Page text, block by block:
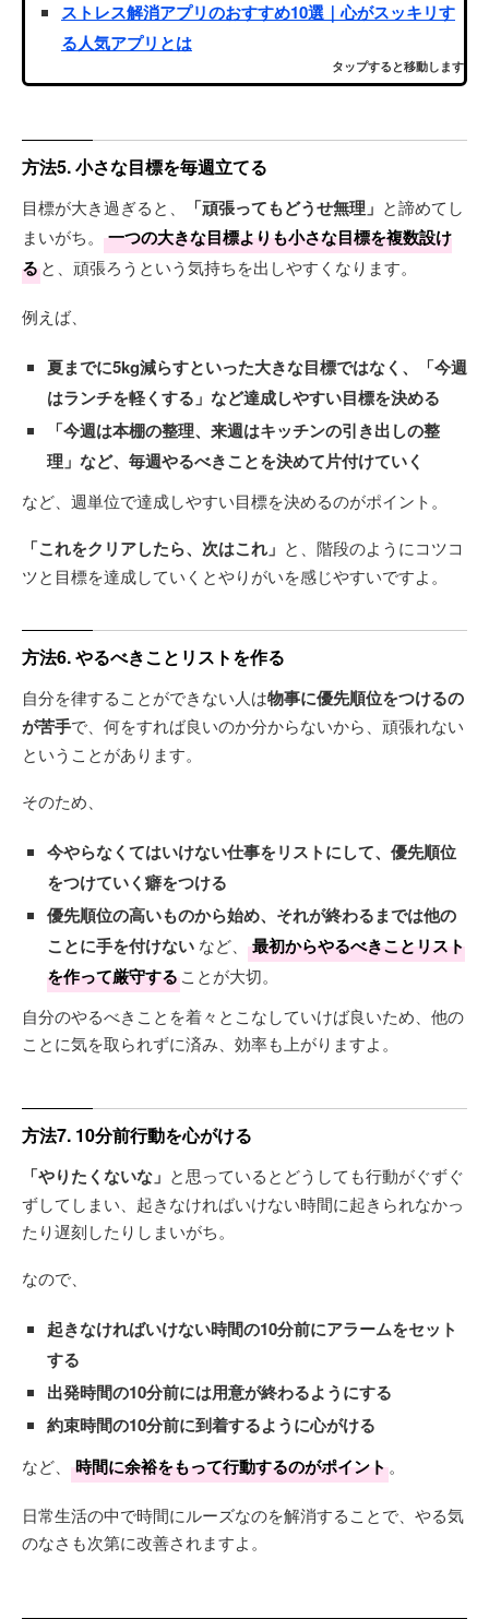
ストレス解消アプリのおすすめ10選｜心がスッキリす
る人気アプリとは
タップすると移動します
方法5. 小さな目標を毎週立てる
目標が大き過ぎると、 「頑張ってもどうせ無理」 と諦めてし
まいがち。
一つの大きな目標よりも小さな目標を複数設け
ると、頑張ろうという気持ちを出しやすくなります。
例えば、
夏までに5kg減らすといった大きな目標ではなく、
「今週
はランチを軽くする」 など達成しやすい目標を決める
「今週は本棚の整理、来週はキッチンの引き出しの整
理」 など、毎週やるべきことを決めて片付けていく
など、週単位で達成しやすい目標を決めるのがポイント。
「これをクリアしたら、次はこれ」 と、階段のようにコツコ
ツと目標を達成していくとやりがいを感じやすいですよ。
方法6. やるべきことリストを作る
自分を律することができない人は物事に優先順位をつけるの
が苦手で、何をすれば良いのか分からないから、頑張れない
ということがあります。
そのため、
今やらなくてはいけない仕事をリストにして、優先順位
をつけていく癖をつける
優先順位の高いものから始め、それが終わるまでは他の
ことに手を付けない など、
最初からやるべきことリスト
を作って厳守することが大切。
自分のやるべきことを着々とこなしていけば良いため、他の
ことに気を取られずに済み、効率も上がりますよ。
方法7. 10分前行動を心がける
「やりたくないな」 と思っているとどうしても行動がぐずぐ
ずしてしまい、起きなければいけない時間に起きられなかっ
たり遅刻したりしまいがち。
なので、
起きなければいけない時間の10分前にアラームをセット
する
出発時間の10分前には用意が終わるようにする
約束時間の10分前に到着するように心がける
など、 時間に余裕をもって行動するのがポイント。
日常生活の中で時間にルーズなのを解消することで、やる気
のなさも次第に改善されますよ。